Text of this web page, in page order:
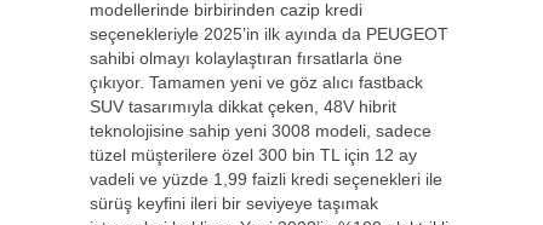
modellerinde birbirinden cazip kredi
seçenekleriyle 2025’in ilk ayında da PEUGEOT
sahibi olmayı kolaylaştıran fırsatlarla öne
çıkıyor. Tamamen yeni ve göz alıcı fastback
SUV tasarımıyla dikkat çeken, 48V hibrit
teknolojisine sahip yeni 3008 modeli, sadece
tüzel müşterilere özel 300 bin TL için 12 ay
vadeli ve yüzde 1,99 faizli kredi seçenekleri ile
sürüş keyfini ileri bir seviyeye taşımak